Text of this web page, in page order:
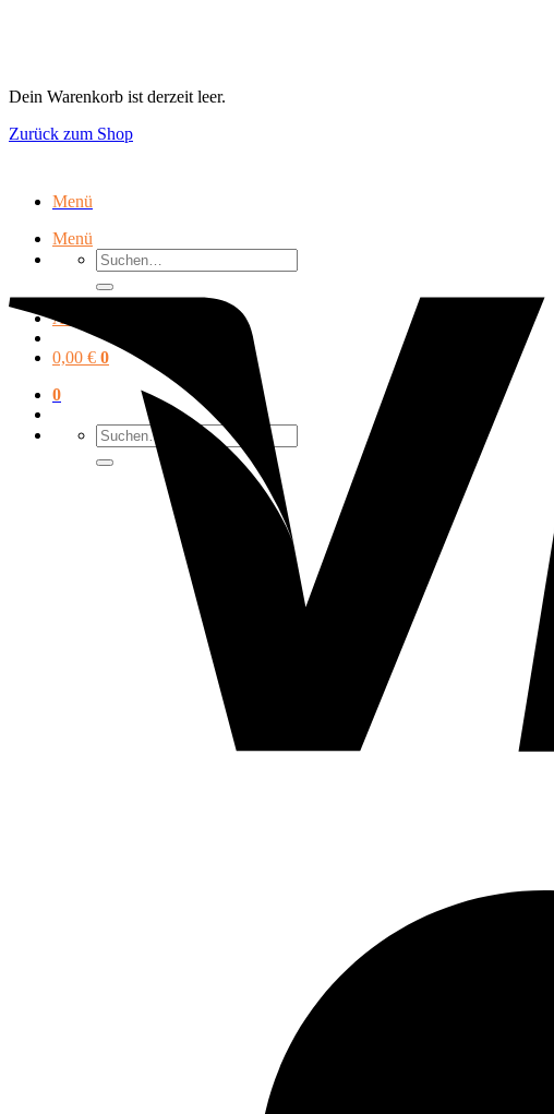
Menü
Menü
Suchen
nach:
Anmelden
0,00 € 0
0
Suchen
nach:
Dein Warenkorb ist derzeit leer.
Zurück zum Shop